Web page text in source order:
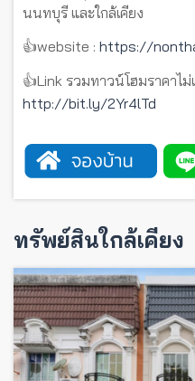
นนทบุรี และใกล้เคียง
👍website : https://
👍Link รวมทาวน์โฮมราคาไ
http://bit.ly/2Yr4lTd
ทรัพย์สินใกล้เคียง